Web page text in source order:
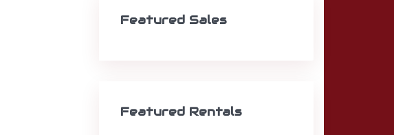
Featured Sales
Featured Rentals